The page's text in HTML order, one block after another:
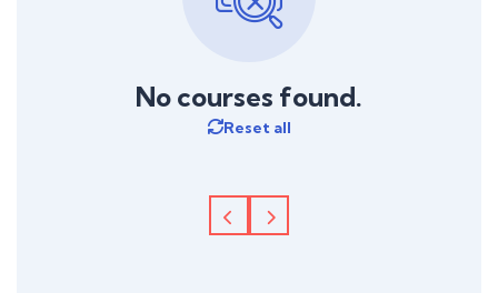
No courses found.
Reset all